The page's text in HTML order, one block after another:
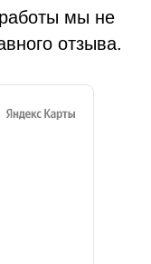
мы не
отзыва.